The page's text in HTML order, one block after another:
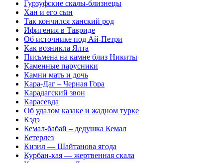
Гурзуфские скалы-близнецы
Хан и его сын
Так кончился ханский род
Ифигения в Тавриде
Об источнике под Ай-Петри
Как возникла Ялта
Письмена на камне близ Никиты
Каменные парусники
Камни мать и дочь
Кара-Даг – Черная Гора
Карадагский звон
Карасевда
Об удалом казаке и жадном турке
Кэдэ
Кемал-бабай – дедушка Кемал
Кетерлез
Кизил — Шайтанова ягода
Курбан-кая — жертвенная скала